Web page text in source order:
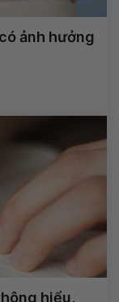
ảnh hưởng
hiểu,